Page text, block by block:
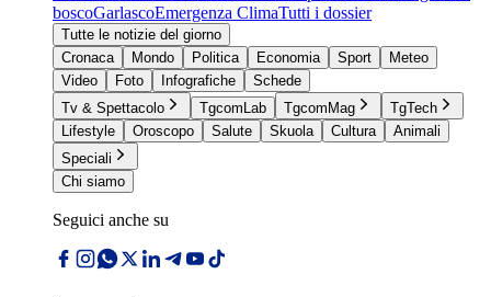
boscoGarlascoEmergenza ClimaTutti i dossier
Tutte le notizie del giorno
Cronaca
Mondo Politica Economia Sport
Meteo
Video
Foto Infografiche
Schede
Tv & Spettacolo
TgcomLab TgcomMag
TgTech
Lifestyle
Oroscopo Salute Skuola Cultura
Animali
Speciali
Chi siamo
Seguici anche su